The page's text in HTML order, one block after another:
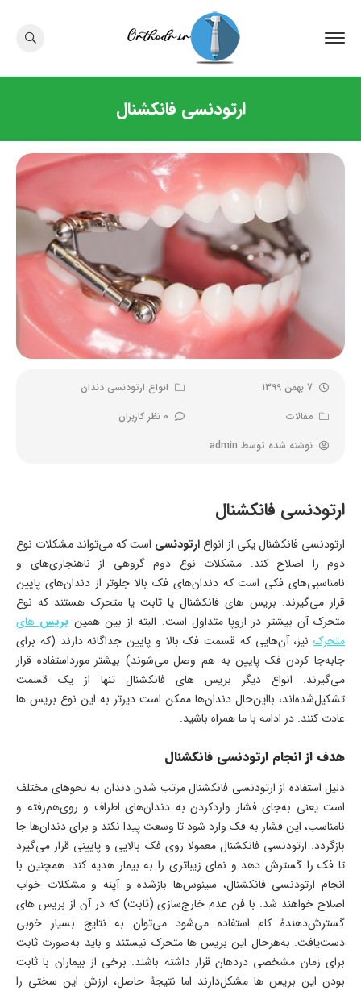
ارتودنسی فانکشنال
7 بهمن 1399
انواع ارتودنسی دندان
مقالات
0 نظر کاربران
نوشته شده توسط admin
ارتودنسی فانکشنال
ارتودنسی فانکشنال یکی از انواعارتودنسی است که می‌تواند مشکلات نوع
دوم را اصلاح کند. مشکلات نوع دوم گروهی از ناهنجاری‌های و
نامناسبی‌های فکی است که دندان‌های فک بالا جلوتر از دندان‌های پایین
قرار می‌گیرند. بریس های فانکشنال یا ثابت یا متحرک هستند که نوع
متحرک آن بیشتر در اروپا متداول است. البته از بین همینبریسهای
متحرک نیز، آن‌هایی که قسمت فک بالا و پایین جداگانه دارند (که برای
جابه‌جا کردن فک پایین به هم وصل می‌شوند) بیشتر مورداستفاده قرار
می‌گیرند. انواع دیگر بریس های فانکشنال تنها از یک قسمت
تشکیل‌شده‌اند، بااین‌حال دندان‌ها ممکن است دیرتر به این نوع بریس ها
عادت کنند. در ادامه با ما همراه باشید.
هدف از انجام ارتودنسی فانکشنال
دلیل استفاده از ارتودنسی فانکشنال مرتب شدن دندان به نحوهای مختلف
است یعنی به‌جای فشار واردکردن به دندان‌های اطراف و روی‌هم‌رفته و
نامناسب، این فشار به فک وارد شود تا وسعت پیدا نکند و برای دندان‌ها جا
بازگردد. ارتودنسی فانکشنال معمولا روی فک بالایی و پایینی قرار می‌گیرد
تا فک را گسترش دهد و نمای زیباتری را به بیمار هدیه کند. همچنین با
انجام ارتودنسی فانکشنال، سینوس‌ها بازشده و آپنه و مشکلات خواب
اصلاح خواهند شد. با فن عدم خارج‌سازی (ثابت) که در آن از بریس های
گسترش‌دهندهٔ کام استفاده می‌شود می‌توان به نتایج بسیار خوبی
دست‌یافت. به‌هرحال این بریس ها متحرک نیستند و باید به‌صورت ثابت
برای زمان مشخصی دردهان قرار داشته باشند. برخی از بیماران با ثابت
بودن این بریس ها مشکل‌دارند اما نتیجهٔ حاصل، ارزش این سختی را